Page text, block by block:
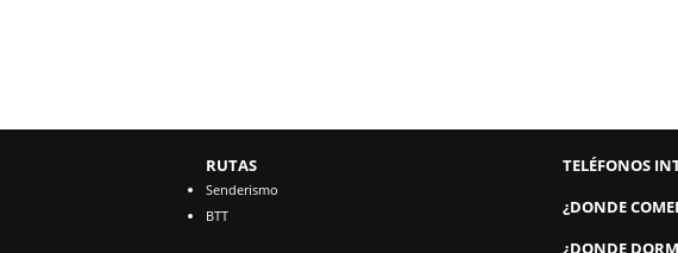
RUTAS
Senderismo
BTT
TELÉFONOS
¿DONDE
¿DONDE